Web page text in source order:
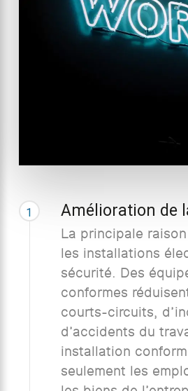
1 Amélioration de
La principale
les installations
sécurité. Des
conformes
courts-circuits,
d’accidents du
installation
seulement les